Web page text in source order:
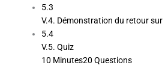
5.3
V.4. Démonstration du retour sur
5.4
V.5. Quiz
10 Minutes20 Questions